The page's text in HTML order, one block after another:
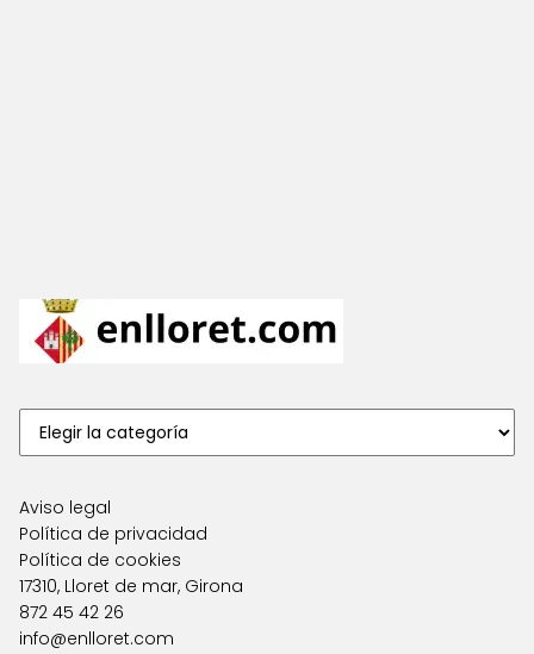
Aviso legal
Política de privacidad
Política de cookies
17310, Lloret de mar, Girona
872 45 42 26
info@enlloret.com